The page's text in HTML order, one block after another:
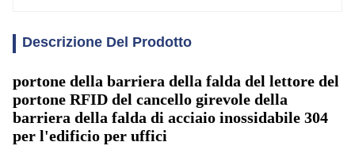
Descrizione Del Prodotto
portone della barriera della falda del lettore del
portone RFID del cancello girevole della
barriera della falda di acciaio inossidabile 304
per l'edificio per uffici